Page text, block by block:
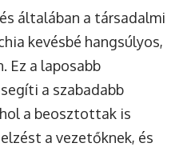
általában a társadalmi
kevésbé hangsúlyos,
Ez a laposabb
a szabadabb
a beosztottak is
a vezetőknek, és